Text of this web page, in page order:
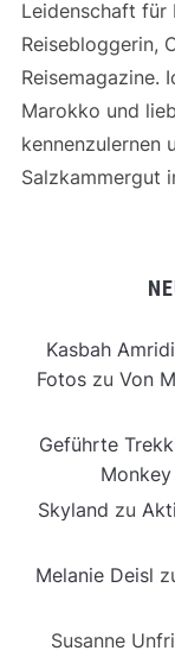
Leidenschaft für
Reisebloggerin,
Reisemagazine.
Marokko und
kennenzulernen
Salzkammergut
Kasbah
Fotoszu Von
Geführte
Skyland zu
Melanie Deisl
Susanne